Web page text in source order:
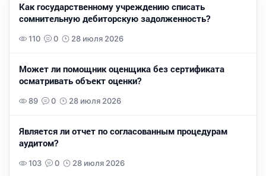
Как государственному учреждению списать
сомнительную дебиторскую задолженность?
110 0 28 июля 2026
Может ли помощник оценщика без сертификата
осматривать объект оценки?
89 0 28 июля 2026
Является ли отчет по согласованным процедурам
аудитом?
103 0 28 июля 2026